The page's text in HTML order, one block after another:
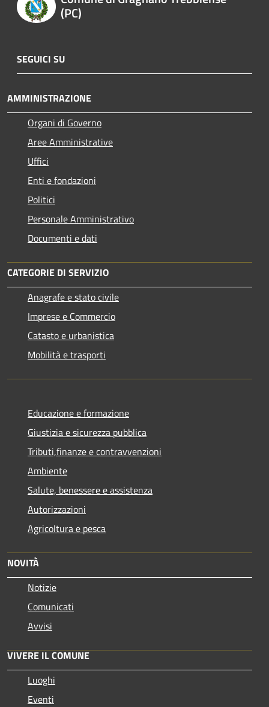
(PC)
SEGUICI SU
AMMINISTRAZIONE
Organi di Governo
Aree Amministrative
Uffici
Enti e fondazioni
Politici
Personale Amministrativo
Documenti e dati
CATEGORIE DI SERVIZIO
Anagrafe e stato civile
Imprese e Commercio
Catasto e urbanistica
Mobilità e trasporti
Educazione e formazione
Giustizia e sicurezza pubblica
Tributi,finanze e contravvenzioni
Ambiente
Salute, benessere e assistenza
Autorizzazioni
Agricoltura e pesca
NOVITÀ
Notizie
Comunicati
Avvisi
VIVERE IL COMUNE
Luoghi
Eventi